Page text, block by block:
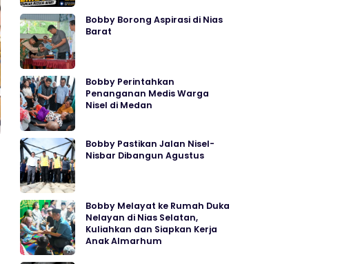
Bobby Borong Aspirasi di Nias
Barat
Bobby Perintahkan
Penanganan Medis Warga
Nisel di Medan
Bobby Pastikan Jalan Nisel-
Nisbar Dibangun Agustus
Bobby Melayat ke Rumah Duka
Nelayan di Nias Selatan,
Kuliahkan dan Siapkan Kerja
Anak Almarhum